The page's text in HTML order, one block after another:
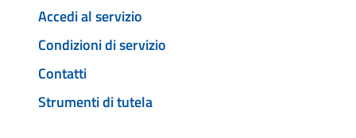
Accedi al servizio
Condizioni di servizio
Contatti
Strumenti di tutela